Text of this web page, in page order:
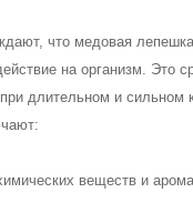
что медовая
на организм. Это
длительном и
веществ и